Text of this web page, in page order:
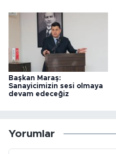
Başkan Maraş:
Sanayicimizin sesi olmaya
devam edeceğiz
Yorumlar